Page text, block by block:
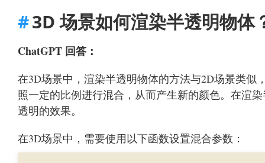
3D 场景如何渲染半透明物体
ChatGPT 回答：
在3D场景中，渲染半透明物体的方法与2D场景类似
照一定的比例进行混合，从而产生新的颜色。在渲
透明的效果。
在3D场景中，需要使用以下函数设置混合参数：